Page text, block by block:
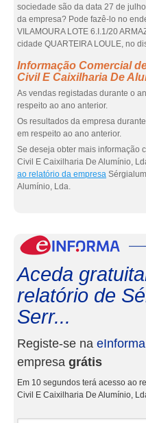
sociedade são da data 27 de
da empresa? Pode fazê-lo no
VILAMOURA LOTE 6.I.1/20
cidade QUARTEIRA LOULE, no
Informação Comercial
Civil E Caixilharia De
As vendas registadas durante o
respeito ao ano anterior.
Os resultados da empresa
em respeito ao ano anterior.
Se deseja obter mais informação
Civil E Caixilharia De Alumínio,
ao relatório da empresa
Alumínio, Lda.
Aceda
relatório de
Serr...
Registe-se na eInforma
empresa grátis
Em 10 segundos terá acesso ao
Civil E Caixilharia De Alumínio,